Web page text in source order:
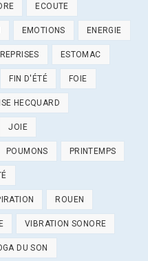
ECOUTE
EMOTIONS ENERGIE
ESTOMAC
FIN D'ÉTÉ FOIE
HECQUARD
JOIE
POUMONS PRINTEMPS
ROUEN
VIBRATION SONORE
DU SON